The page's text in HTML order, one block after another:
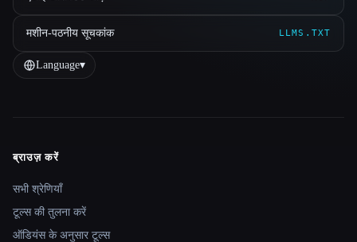
मशीन-पठनीय सूचकांक LLMS.TXT
Language▾
Site navigation
ब्राउज़ करें
सभी श्रेणियाँ
टूल्स की तुलना करें
ऑडियंस के अनुसार टूल्स